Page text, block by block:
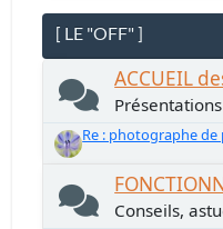
[ LE "OFF" ]
ACCUEIL
Présentations
Re : photographe de
Conseils,